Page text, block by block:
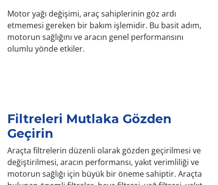
Motor yağı değişimi, araç sahiplerinin göz ardı
etmemesi gereken bir bakım işlemidir. Bu basit adım,
motorun sağlığını ve aracın genel performansını
olumlu yönde etkiler.
Filtreleri Mutlaka Gözden
Geçirin
Araçta filtrelerin düzenli olarak gözden geçirilmesi ve
değiştirilmesi, aracın performansı, yakıt verimliliği ve
motorun sağlığı için büyük bir öneme sahiptir. Araçta